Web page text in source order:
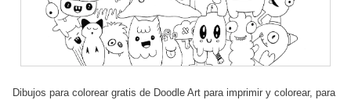
Dibujos para colorear gratis de Doodle Art para imprimir y colorear, para